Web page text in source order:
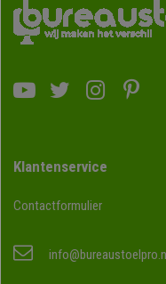
Klantenservice
Contactformulier
info@bureaustoelpro.nl